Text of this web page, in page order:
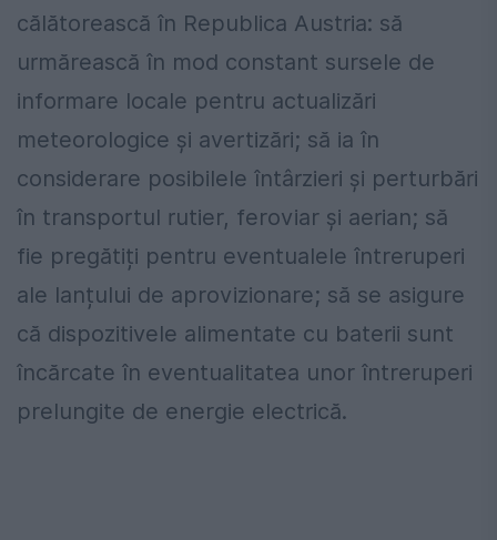
călătorească în Republica Austria: să
urmărească în mod constant sursele de
informare locale pentru actualizări
meteorologice și avertizări; să ia în
considerare posibilele întârzieri și perturbări
în transportul rutier, feroviar și aerian; să
fie pregătiți pentru eventualele întreruperi
ale lanțului de aprovizionare; să se asigure
că dispozitivele alimentate cu baterii sunt
încărcate în eventualitatea unor întreruperi
prelungite de energie electrică.